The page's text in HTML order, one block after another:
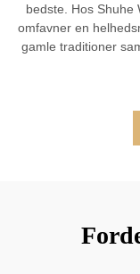
bedste. Hos Shuhe
omfavner en
gamle traditioner